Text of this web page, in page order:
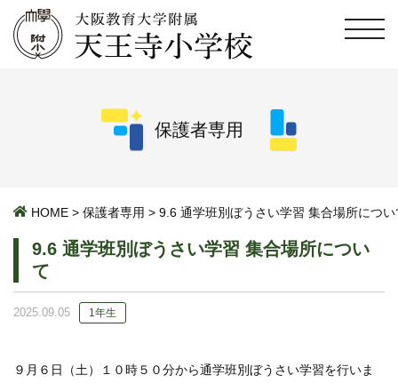
保護者専用
HOME > 保護者専用 > 9.6 通学班別ぼうさい学習 集合場所につい
9.6 通学班別ぼうさい学習 集合場所につい
て
2025.09.05 1年生
９月６日（土）１０時５０分から通学班別ぼうさい学習を行いま